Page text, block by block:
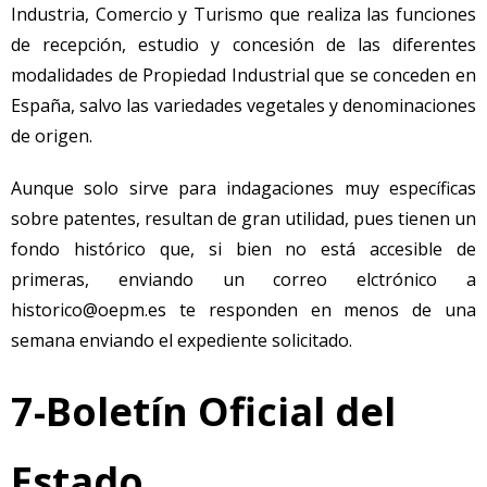
Industria, Comercio y Turismo que realiza las funciones
de recepción, estudio y concesión de las diferentes
modalidades de Propiedad Industrial que se conceden en
España, salvo las variedades vegetales y denominaciones
de origen.
Aunque solo sirve para indagaciones muy específicas
sobre patentes, resultan de gran utilidad, pues tienen un
fondo histórico que, si bien no está accesible de
primeras, enviando un correo elctrónico a
historico@oepm.es te responden en menos de una
semana enviando el expediente solicitado.
7-Boletín Oficial del